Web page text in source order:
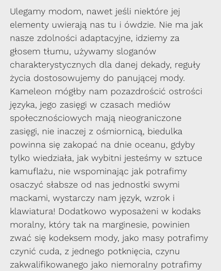
Ulegamy modom, nawet jeśli niektóre jej
elementy uwierają nas tu i ówdzie. Nie ma jak
nasze zdolności adaptacyjne, idziemy za
głosem tłumu, używamy sloganów
charakterystycznych dla danej dekady, reguły
życia dostosowujemy do panującej mody.
Kameleon mógłby nam pozazdrościć ostrości
języka, jego zasięgi w czasach mediów
społecznościowych mają nieograniczone
zasięgi, nie inaczej z ośmiornicą, biedulka
powinna się zakopać na dnie oceanu, gdyby
tylko wiedziała, jak wybitni jesteśmy w sztuce
kamuflażu, nie wspominając jak potrafimy
osaczyć słabsze od nas jednostki swymi
mackami, wystarczy nam język, wzrok i
klawiatura! Dodatkowo wyposażeni w kodaks
moralny, który tak na marginesie, powinien
zwać się kodeksem mody, jako masy potrafimy
czynić cuda, z jednego potknięcia, czynu
zakwalifikowanego jako niemoralny potrafimy